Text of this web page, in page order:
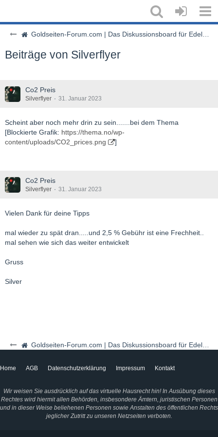
Goldseiten-Forum.com | Das Diskussionsboard für Edelmetalle & Rohstoffe
Goldseiten-Forum.com | Das Diskussionsboard für Edelmetalle & Rohstoffe
Beiträge von Silverflyer
Co2 Preis
Silverflyer 31. Januar 2023
Scheint aber noch mehr drin zu sein.......bei dem Thema
[Blockierte Grafik: https://thema.no/wp-
content/uploads/CO2_prices.png
]
Co2 Preis
Silverflyer 31. Januar 2023
Vielen Dank für deine Tipps
mal wieder zu spät dran.....und 2,5 % Gebühr ist eine Frechheit..
mal sehen wie sich das weiter entwickelt
Gruss
Silver
Home AGB Datenschutzerklärung Impressum Kontakt
Wir weisen Sie ausdrücklich auf das virtuelle Hausrecht hin! In Ausübung dieses
Rechtes wird hiermit allen Behörden, insbesondere Ämtern, juristischen Personen
und in dieser Weise beliehenen Personen sowie Anstalten des öffentlichen Rechts
jeglicher Zutritt zu unseren Netzseiten verboten.